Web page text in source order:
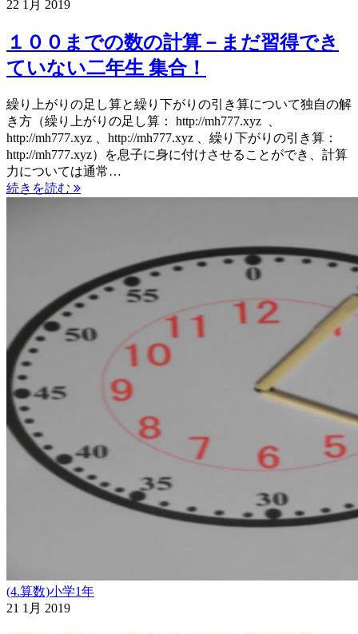
22 1月 2019
１００までの数の計算－まだ習得でき
ていない二年生 集合！
繰り上がりの足し算と繰り下がりの引き算について独自の解
き方（繰り上がりの足し算： http://mh777.xyz 、
http://mh777.xyz 、http://mh777.xyz 、繰り下がりの引き算：
http://mh777.xyz）を息子に身に付けさせることができ、計算
力については通常…
続きを読む
(4.算数)小学1年
21 1月 2019